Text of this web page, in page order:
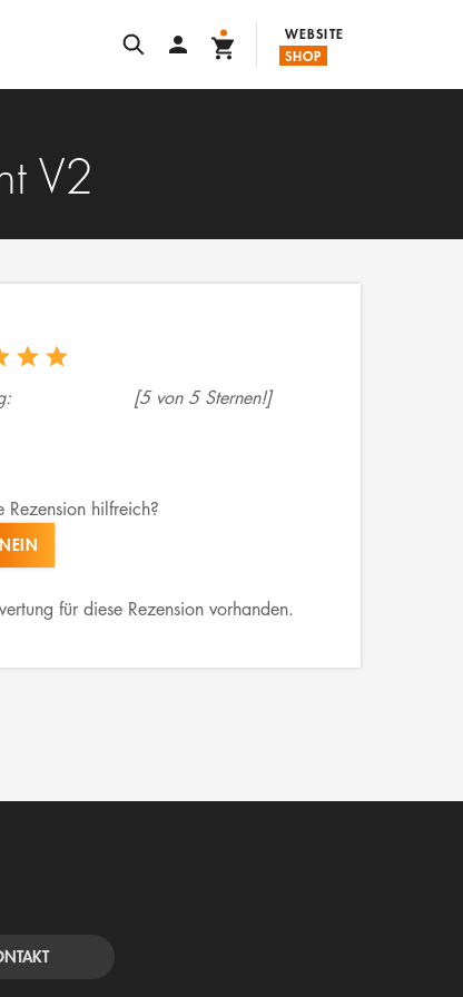
WEBSITE
SHOP
V2
[5von 5 Sternen!]
Rezension hilfreich?
NEIN
für diese Rezension vorhanden.